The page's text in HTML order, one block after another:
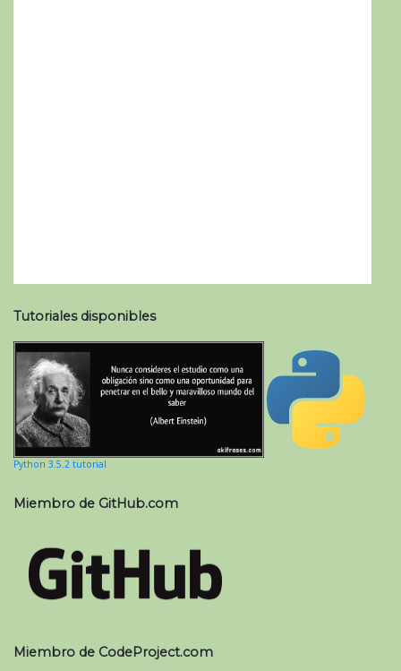
Tutoriales disponibles
Python 3.5.2 tutorial
Miembro de GitHub.com
Miembro de CodeProject.com